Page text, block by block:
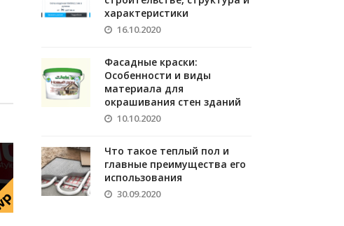
характеристики
16.10.2020
Фасадные краски:
Особенности и виды
материала для
окрашивания стен зданий
10.10.2020
Что такое теплый пол и
главные преимущества его
использования
30.09.2020